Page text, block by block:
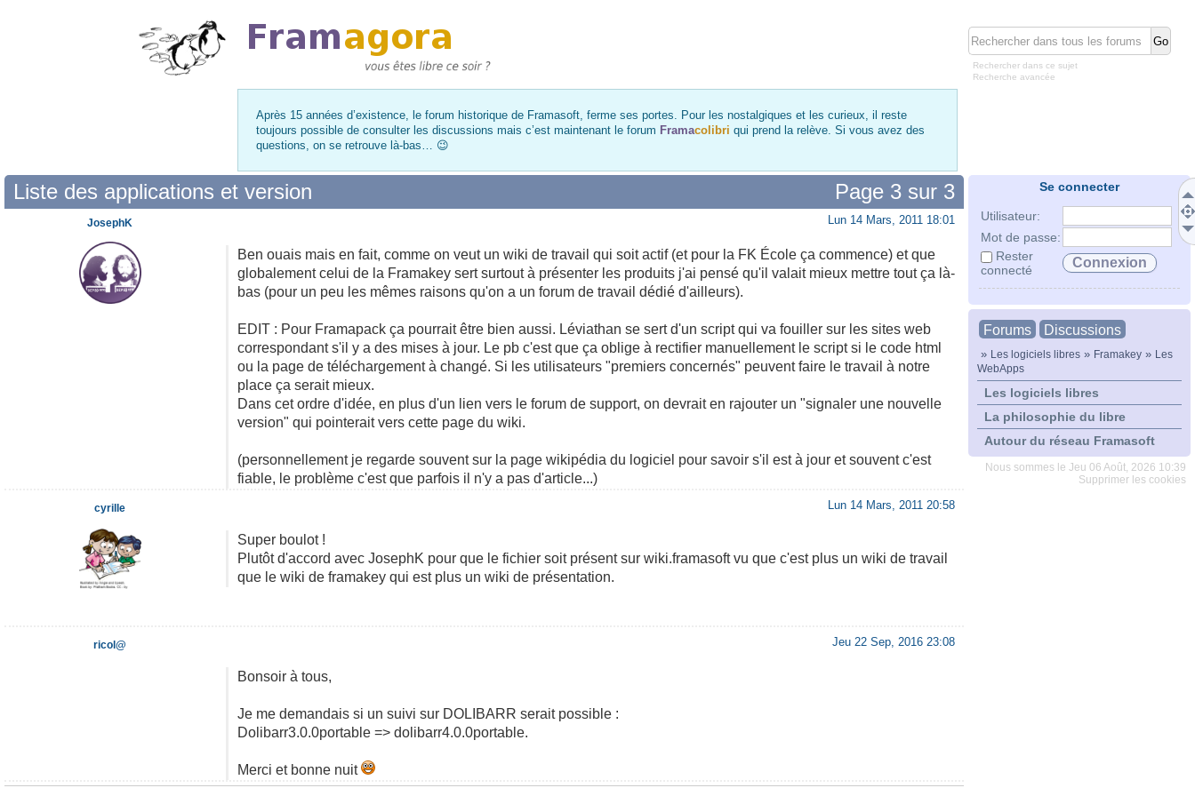
Rechercher dans ce sujet
Recherche avancée
Après 15 années d’existence, le forum historique de Framasoft, ferme ses portes. Pour les nostalgiques et les curieux, il reste
toujours possible de consulter les discussions mais c’est maintenant le forum Framacolibri qui prend la relève. Si vous avez des
questions, on se retrouve là-bas… 😉
Se connecter
Utilisateur:
Mot de passe:
Rester
connecté
Forums Discussions
» Les logiciels libres » Framakey » Les
WebApps
Les logiciels libres
La philosophie du libre
Autour du réseau Framasoft
Nous sommes le Jeu 06 Août, 2026 10:39
Supprimer les cookies
Page 3 sur 3
Liste des applications et version
Lun 14 Mars, 2011 18:01
Ben ouais mais en fait, comme on veut un wiki de travail qui soit actif (et pour la FK École ça commence) et que
globalement celui de la Framakey sert surtout à présenter les produits j'ai pensé qu'il valait mieux mettre tout ça là-
bas (pour un peu les mêmes raisons qu'on a un forum de travail dédié d'ailleurs).
EDIT : Pour Framapack ça pourrait être bien aussi. Léviathan se sert d'un script qui va fouiller sur les sites web
correspondant s'il y a des mises à jour. Le pb c'est que ça oblige à rectifier manuellement le script si le code html
ou la page de téléchargement à changé. Si les utilisateurs "premiers concernés" peuvent faire le travail à notre
place ça serait mieux.
Dans cet ordre d'idée, en plus d'un lien vers le forum de support, on devrait en rajouter un "signaler une nouvelle
version" qui pointerait vers cette page du wiki.
(personnellement je regarde souvent sur la page wikipédia du logiciel pour savoir s'il est à jour et souvent c'est
fiable, le problème c'est que parfois il n'y a pas d'article...)
JosephK
Lun 14 Mars, 2011 20:58
Super boulot !
Plutôt d'accord avec JosephK pour que le fichier soit présent sur wiki.framasoft vu que c'est plus un wiki de travail
que le wiki de framakey qui est plus un wiki de présentation.
cyrille
Jeu 22 Sep, 2016 23:08
Bonsoir à tous,
Je me demandais si un suivi sur DOLIBARR serait possible :
Dolibarr3.0.0portable => dolibarr4.0.0portable.
Merci et bonne nuit
ricol@